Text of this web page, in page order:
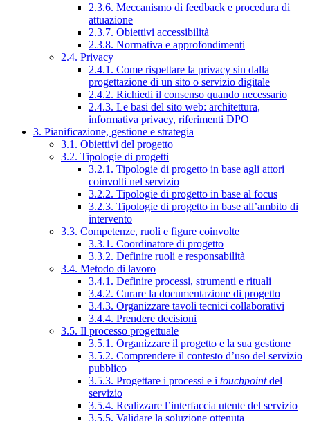
2.3.6. Meccanismo di feedback e procedura di
attuazione
2.3.7. Obiettivi accessibilità
2.3.8. Normativa e approfondimenti
2.4. Privacy
2.4.1. Come rispettare la privacy sin dalla
progettazione di un sito o servizio digitale
2.4.2. Richiedi il consenso quando necessario
2.4.3. Le basi del sito web: architettura,
informativa privacy, riferimenti DPO
3. Pianificazione, gestione e strategia
3.1. Obiettivi del progetto
3.2. Tipologie di progetti
3.2.1. Tipologie di progetto in base agli attori
coinvolti nel servizio
3.2.2. Tipologie di progetto in base al focus
3.2.3. Tipologie di progetto in base all’ambito di
intervento
3.3. Competenze, ruoli e figure coinvolte
3.3.1. Coordinatore di progetto
3.3.2. Definire ruoli e responsabilità
3.4. Metodo di lavoro
3.4.1. Definire processi, strumenti e rituali
3.4.2. Curare la documentazione di progetto
3.4.3. Organizzare tavoli tecnici collaborativi
3.4.4. Prendere decisioni
3.5. Il processo progettuale
3.5.1. Organizzare il progetto e la sua gestione
3.5.2. Comprendere il contesto d’uso del servizio
pubblico
3.5.3. Progettare i processi e i touchpointdel
servizio
3.5.4. Realizzare l’interfaccia utente del servizio
3.5.5. Validare la soluzione ottenuta